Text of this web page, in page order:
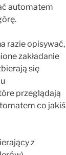
automatem
razie opisywać,
zakładanie
się
przeglądają
co jakiś
z